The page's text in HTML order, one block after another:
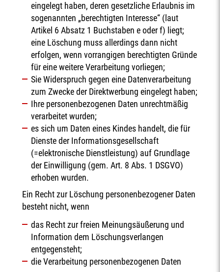
eingelegt haben, deren gesetzliche Erlaubnis im
sogenannten „berechtigten Interesse“ (laut
Artikel 6 Absatz 1 Buchstaben e oder f) liegt;
eine Löschung muss allerdings dann nicht
erfolgen, wenn vorrangigen berechtigten Gründe
für eine weitere Verarbeitung vorliegen;
Sie Widerspruch gegen eine Datenverarbeitung
zum Zwecke der Direktwerbung eingelegt haben;
Ihre personenbezogenen Daten unrechtmäßig
verarbeitet wurden;
es sich um Daten eines Kindes handelt, die für
Dienste der Informationsgesellschaft
(=elektronische Dienstleistung) auf Grundlage
der Einwilligung (gem. Art. 8 Abs. 1 DSGVO)
erhoben wurden.
Ein Recht zur Löschung personenbezogener Daten
besteht nicht, wenn
das Recht zur freien Meinungsäußerung und
Information dem Löschungsverlangen
entgegensteht;
die Verarbeitung personenbezogenen Daten